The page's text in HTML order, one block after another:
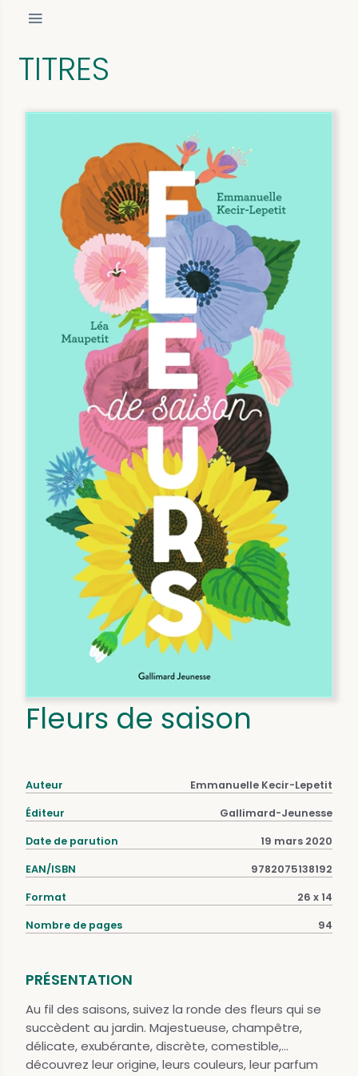
TITRES
Fleurs de saison
Auteur Emmanuelle Kecir-Lepetit
Éditeur Gallimard-Jeunesse
Date de parution 19 mars 2020
EAN/ISBN 9782075138192
Format 26 x 14
Nombre de pages 94
PRÉSENTATION
Au fil des saisons, suivez la ronde des fleurs qui se
succèdent au jardin. Majestueuse, champêtre,
délicate, exubérante, discrète, comestible,...
découvrez leur origine, leurs couleurs, leur parfum